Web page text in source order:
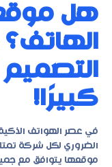
هل
التصميم
كبيرًا!
في عصر الهواتف
الضروري لكل شركة
موقعها يتوافق مع